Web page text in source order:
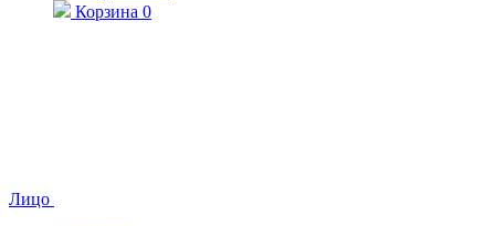
Корзина 0
Лицо